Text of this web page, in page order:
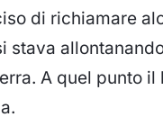
di richiamare
stava
A quel punto